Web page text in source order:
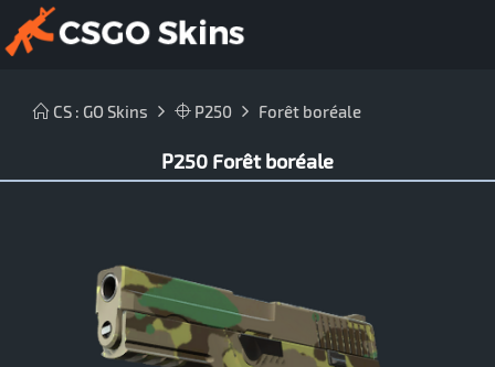
CS : GO Skins P250 Forêt boréale
P250 Forêt boréale